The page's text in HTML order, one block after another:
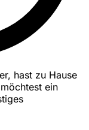
hast zu Hause
ein